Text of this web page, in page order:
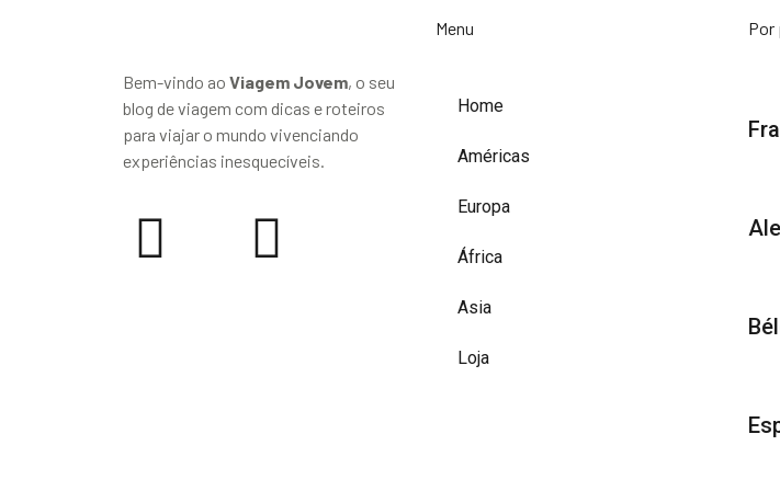
Bem-vindo ao Viagem Jovem, o seu
blog de viagem com dicas e roteiros
para viajar o mundo vivenciando
experiências inesquecíveis.
Menu
Home
Américas
Europa
África
Asia
Loja
Por